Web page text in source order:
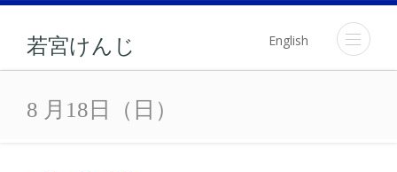
若宮けんじ English
8 月18日（日）
8 月18日（日）